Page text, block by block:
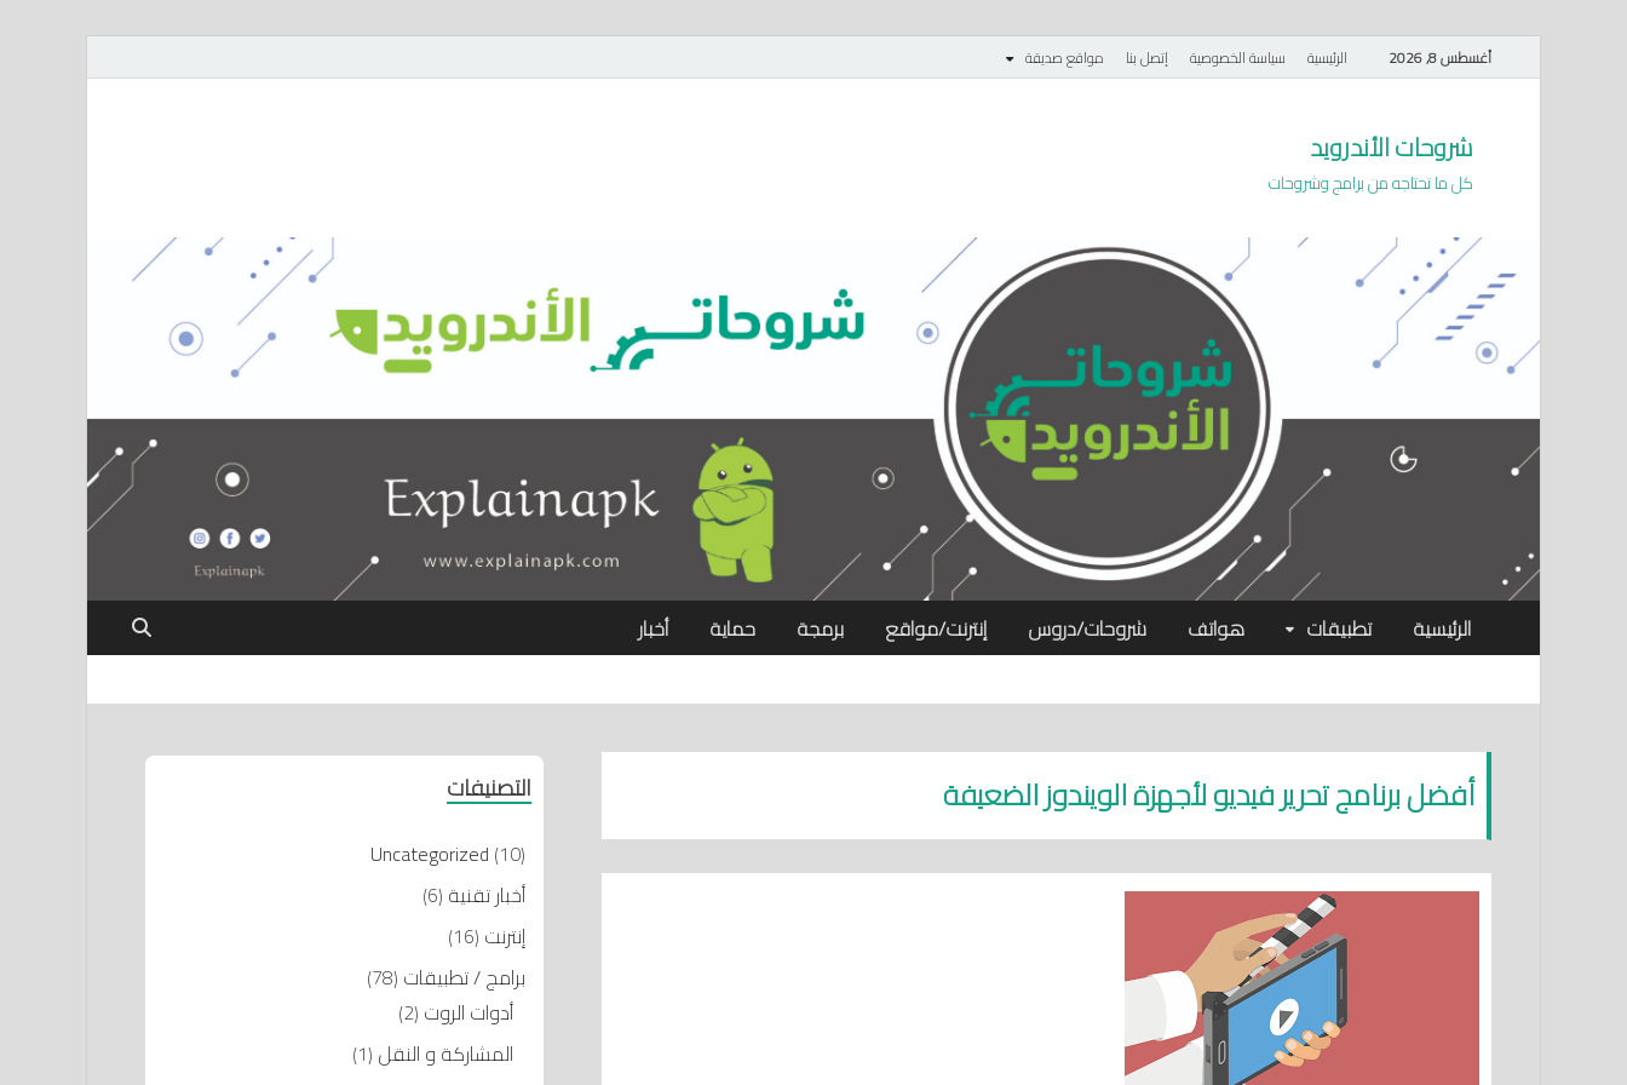
أغسطس 8, 2026 الرئيسية سياسة الخصوصية إتصل بنا مواقع صديقة
شروحات الأندرويد
كل ما تحتاجه من برامج وشروحات
الرئيسية تطبيقات هواتف شروحات/دروس إنترنت/مواقع برمجة حماية أخبار
أفضل برنامج تحرير فيديو لأجهزة الويندوز الضعيفة التصنيفات
Uncategorized (10)
أخبار تقنية (6)
إنترنت (16)
برامج / تطبيقات (78)
أدوات الروت (2)
المشاركة و النقل (1)